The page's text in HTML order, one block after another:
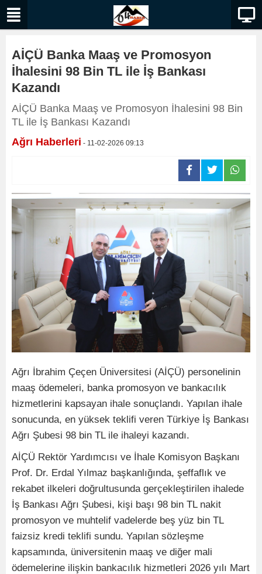
AİÇÜ Banka Maaş ve Promosyon
İhalesini 98 Bin TL ile İş Bankası
Kazandı
AİÇÜ Banka Maaş ve Promosyon İhalesini 98 Bin
TL ile İş Bankası Kazandı
Ağrı Haberleri - 11-02-2026 09:13
Ağrı İbrahim Çeçen Üniversitesi (AİÇÜ) personelinin
maaş ödemeleri, banka promosyon ve bankacılık
hizmetlerini kapsayan ihale sonuçlandı. Yapılan ihale
sonucunda, en yüksek teklifi veren Türkiye İş Bankası
Ağrı Şubesi 98 bin TL ile ihaleyi kazandı.
AİÇÜ Rektör Yardımcısı ve İhale Komisyon Başkanı
Prof. Dr. Erdal Yılmaz başkanlığında, şeffaflık ve
rekabet ilkeleri doğrultusunda gerçekleştirilen ihalede
İş Bankası Ağrı Şubesi, kişi başı 98 bin TL nakit
promosyon ve muhtelif vadelerde beş yüz bin TL
faizsiz kredi teklifi sundu. Yapılan sözleşme
kapsamında, üniversitenin maaş ve diğer mali
ödemelerine ilişkin bankacılık hizmetleri 2026 yılı Mart